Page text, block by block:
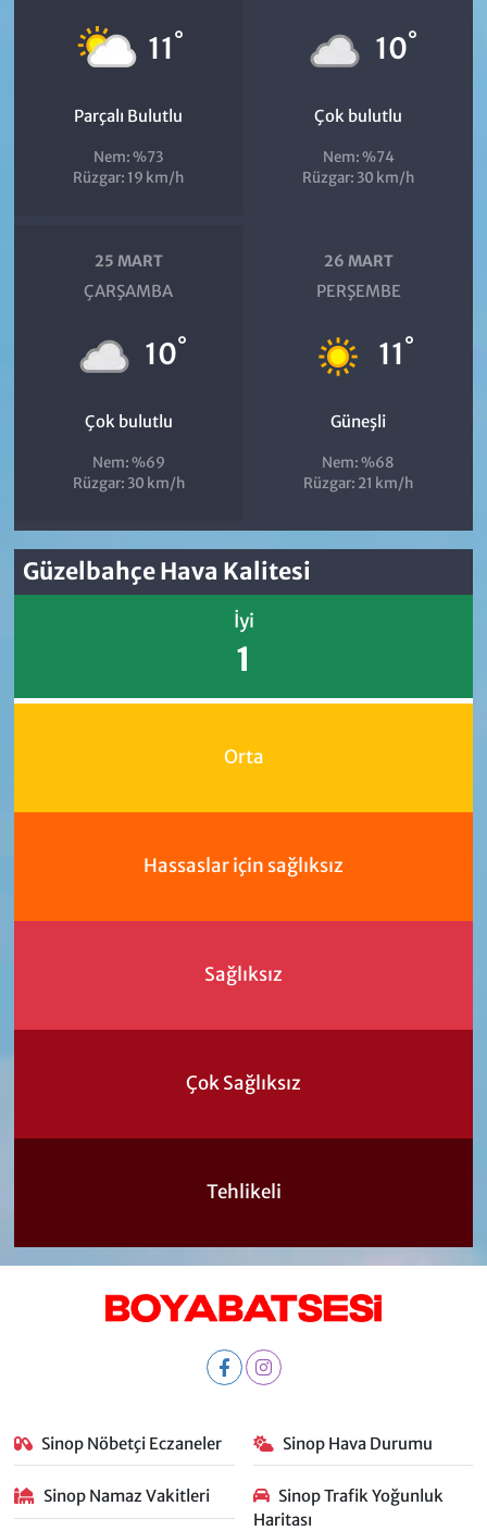
11°
Parçalı Bulutlu
Nem: %73
Rüzgar: 19 km/h
10°
Çok bulutlu
Nem: %74
Rüzgar: 30 km/h
25 MART
ÇARŞAMBA
10°
Çok bulutlu
Nem: %69
Rüzgar: 30 km/h
26 MART
PERŞEMBE
11°
Güneşli
Nem: %68
Rüzgar: 21 km/h
Güzelbahçe Hava Kalitesi
İyi
1
Orta
Hassaslar için sağlıksız
Sağlıksız
Çok Sağlıksız
Tehlikeli
Sinop Nöbetçi Eczaneler Sinop Hava Durumu
Sinop Namaz Vakitleri
Sinop Trafik Yoğunluk
Haritası